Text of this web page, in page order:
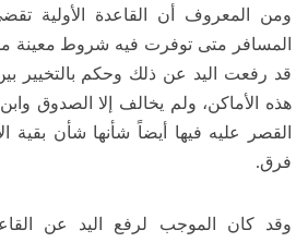
ومن المعروف أن القاعدة الأولية
المسافر متى توفرت فيه شروط معينة
قد رفعت اليد عن ذلك وحكم بالتخيير
هذه الأماكن، ولم يخالف إلا الصدوق وابن
القصر عليه فيها أيضاً شأنها شأن بقية
فرق.
وقد كان الموجب لرفع اليد عن